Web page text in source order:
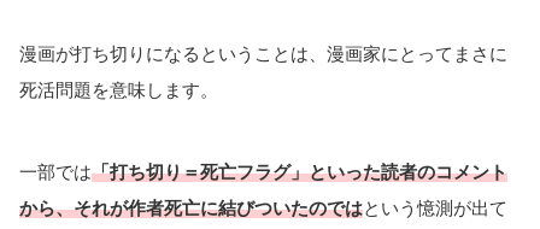
漫画が打ち切りになるということは、漫画家にとってまさに
死活問題を意味します。
一部では「打ち切り＝死亡フラグ」といった読者のコメント
から、それが作者死亡に結びついたのではという憶測が出て